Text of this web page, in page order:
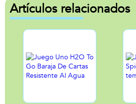
Artículos relacionados